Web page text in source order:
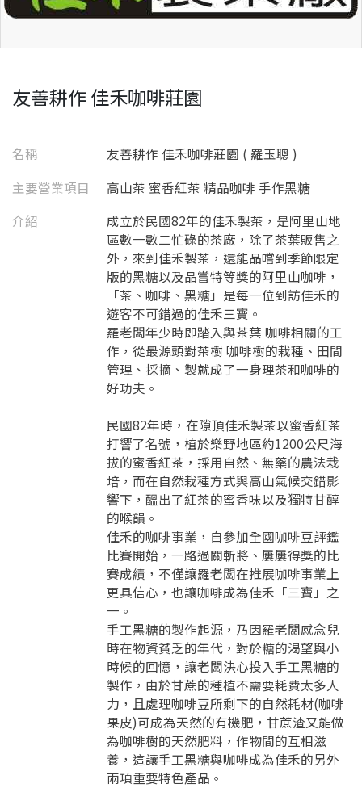
友善耕作 佳禾咖啡莊園
名稱
友善耕作 佳禾咖啡莊園 ( 羅玉聰 )
主要營業項目
高山茶 蜜香紅茶 精品咖啡 手作黑糖
介紹
成立於民國82年的佳禾製茶，是阿里山地
區數一數二忙碌的茶廠，除了茶葉販售之
外，來到佳禾製茶，還能品嚐到季節限定
版的黑糖以及品嘗特等獎的阿里山咖啡，
「茶、咖啡、黑糖」是每一位到訪佳禾的
遊客不可錯過的佳禾三寶。
羅老闆年少時即踏入與茶葉 咖啡相關的工
作，從最源頭對茶樹 咖啡樹的栽種、田間
管理、採摘、製就成了一身理茶和咖啡的
好功夫。
民國82年時，在隙頂佳禾製茶以蜜香紅茶
打響了名號，植於樂野地區約1200公尺海
拔的蜜香紅茶，採用自然、無藥的農法栽
培，而在自然栽種方式與高山氣候交錯影
響下，醞出了紅茶的蜜香味以及獨特甘醇
的喉韻。
佳禾的咖啡事業，自參加全國咖啡豆評鑑
比賽開始，一路過關斬將、屢屢得獎的比
賽成績，不僅讓羅老闆在推展咖啡事業上
更具信心，也讓咖啡成為佳禾「三寶」之
一。
手工黑糖的製作起源，乃因羅老闆感念兒
時在物資貧乏的年代，對於糖的渴望與小
時候的回憶，讓老闆決心投入手工黑糖的
製作，由於甘蔗的種植不需要耗費太多人
力，且處理咖啡豆所剩下的自然耗材(咖啡
果皮)可成為天然的有機肥，甘蔗渣又能做
為咖啡樹的天然肥料，作物間的互相滋
養，這讓手工黑糖與咖啡成為佳禾的另外
兩項重要特色產品。